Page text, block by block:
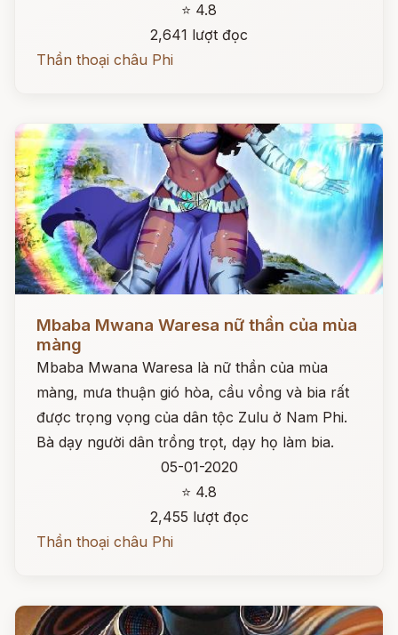
⭐ 4.8
2,641 lượt đọc
Thần thoại châu Phi
Mbaba Mwana Waresa nữ thần của mùa
màng
Mbaba Mwana Waresa là nữ thần của mùa
màng, mưa thuận gió hòa, cầu vồng và bia rất
được trọng vọng của dân tộc Zulu ở Nam Phi.
Bà dạy người dân trồng trọt, dạy họ làm bia.
05-01-2020
⭐ 4.8
2,455 lượt đọc
Thần thoại châu Phi